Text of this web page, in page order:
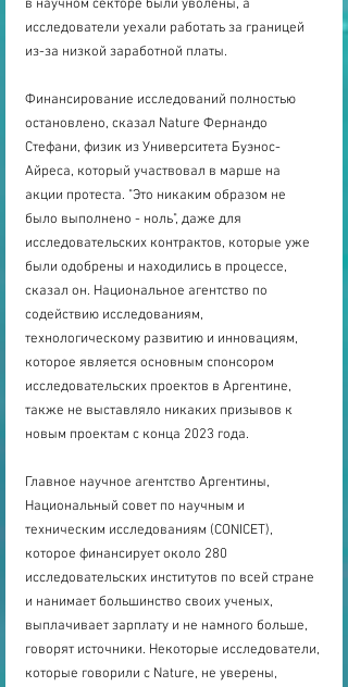
в научном секторе были уволены, а
исследователи уехали работать за границей
из-за низкой заработной платы.
Финансирование исследований полностью
остановлено, сказал Nature Фернандо
Стефани, физик из Университета Буэнос-
Айреса, который участвовал в марше на
акции протеста. "Это никаким образом не
было выполнено - ноль", даже для
исследовательских контрактов, которые уже
были одобрены и находились в процессе,
сказал он. Национальное агентство по
содействию исследованиям,
технологическому развитию и инновациям,
которое является основным спонсором
исследовательских проектов в Аргентине,
также не выставляло никаких призывов к
новым проектам с конца 2023 года.
Главное научное агентство Аргентины,
Национальный совет по научным и
техническим исследованиям (CONICET),
которое финансирует около 280
исследовательских институтов по всей стране
и нанимает большинство своих ученых,
выплачивает зарплату и не намного больше,
говорят источники. Некоторые исследователи,
которые говорили с Nature, не уверены,